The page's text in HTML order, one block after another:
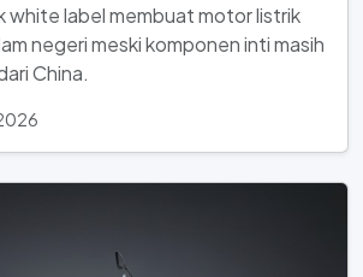
white label membuat motor listrik
negeri meski komponen inti masih
China.